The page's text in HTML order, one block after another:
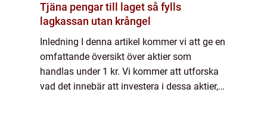
Tjäna pengar till laget så fylls
lagkassan utan krångel
Inledning I denna artikel kommer vi att ge en
omfattande översikt över aktier som
handlas under 1 kr. Vi kommer att utforska
vad det innebär att investera i dessa aktier,